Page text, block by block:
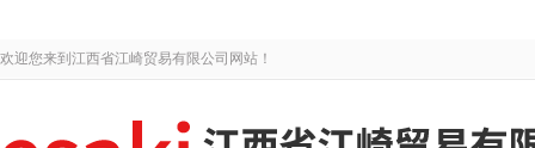
欢迎您来到江西省江崎贸易有限公司网站！